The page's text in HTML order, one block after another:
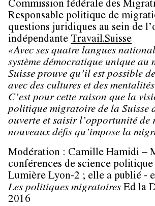
Commission fédérale des
Responsable politique de
questions juridiques au sein de
indépendante Travail.Suisse
«Avec ses quatre langues
système démocratique unique au
Suisse prouve qu’il est possible
avec des cultures et des
C’est pour cette raison que la
politique migratoire de la Suisse
ouverte et saisir l’opportunité de
nouveaux défis qu’impose la
Modération : Camille Hamidi –
conférences de science
Lumière Lyon-2 ; elle a publié -
Les politiques migratoires Ed la
2016